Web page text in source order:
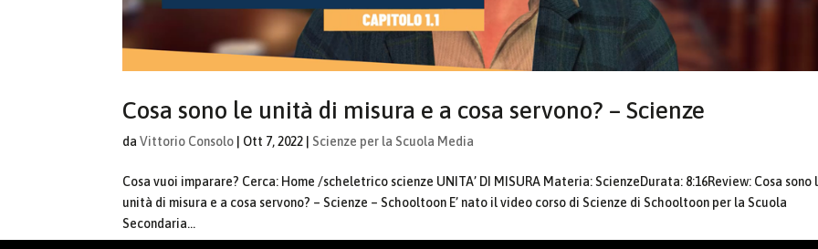
Cosa sono le unità di misura e a cosa servono? – Scienze
daVittorio Consolo Ott 7, 2022 Scienze per la Scuola Media
Cosa vuoi imparare? Cerca: Home /scheletrico scienze UNITA’ DI MISURA Materia: ScienzeDurata: 8:16Review: Cosa sono
unità di misura e a cosa servono? – Scienze – Schooltoon E’ nato il video corso di Scienze di Schooltoon per la Scuola
Secondaria...